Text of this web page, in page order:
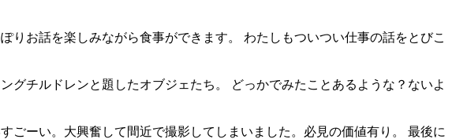
お話を楽しみながら食事ができます。 わたしもついつい仕事の話をとびこ
チルドレンと題したオブジェたち。 どっかでみたことあるような？ないよ
ーい。大興奮して間近で撮影してしまいました。必見の価値有り。 最後に